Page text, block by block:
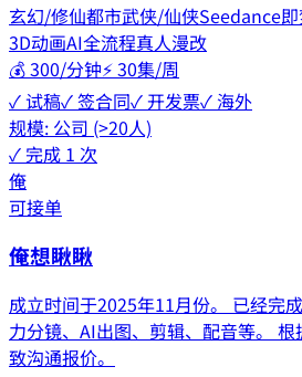
玄幻/修仙都市武侠/仙侠Seedance
3D动画AI全流程真人漫改
💰300/分钟⚡30集/周
✓ 试稿✓ 签合同✓ 开发票✓ 海外
规模: 公司 (>20人)
✓ 完成 1 次
俺
可接单
俺想瞅瞅
成立时间于2025年11月份。 已经完
力分镜、AI出图、剪辑、配音等。
致沟通报价。